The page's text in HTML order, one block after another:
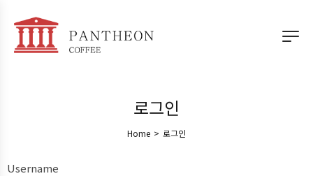
로그인
Home > 로그인
Username